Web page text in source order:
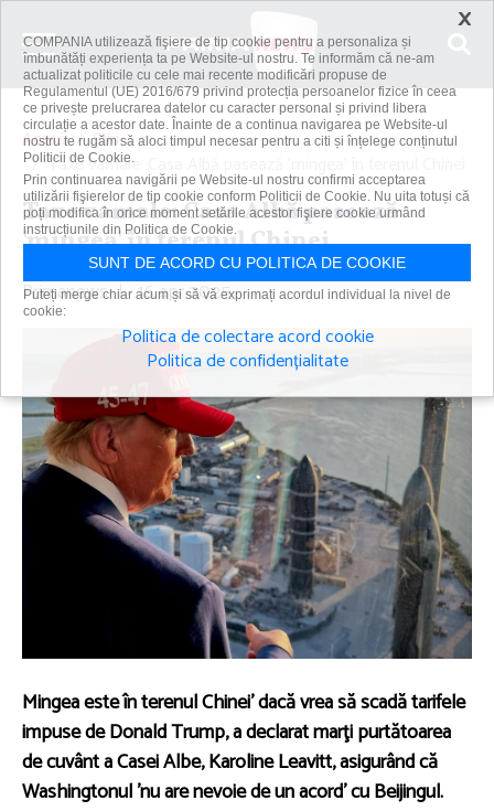
Acasă
Știri
Taxe vamale: Casa Albă pasează 'mingea' în terenul Chinei
Taxe vamale: Casa Albă pasează
'mingea' în terenul Chinei
Primanews | 16 apr 2025
Mingea este în terenul Chinei' dacă vrea să scadă tarifele
impuse de Donald Trump, a declarat marţi purtătoarea
de cuvânt a Casei Albe, Karoline Leavitt, asigurând că
Washingtonul 'nu are nevoie de un acord' cu Beijingul.
×
COMPANIA utilizează fişiere de tip cookie pentru a personaliza și
îmbunătăți experiența ta pe Website-ul nostru. Te informăm că ne-am
actualizat politicile cu cele mai recente modificări propuse de
Regulamentul (UE) 2016/679 privind protecția persoanelor fizice în ceea
ce privește prelucrarea datelor cu caracter personal și privind libera
circulație a acestor date. Înainte de a continua navigarea pe Website-ul
nostru te rugăm să aloci timpul necesar pentru a citi și înțelege conținutul
Politicii de Cookie.
Prin continuarea navigării pe Website-ul nostru confirmi acceptarea
utilizării fişierelor de tip cookie conform Politicii de Cookie. Nu uita totuși că
poți modifica în orice moment setările acestor fişiere cookie urmând
instrucțiunile din Politica de Cookie.
SUNT DE ACORD CU POLITICA DE COOKIE
Puteți merge chiar acum și să vă exprimați acordul individual la nivel de
cookie:
Politica de colectare acord cookie
Politica de confidențialitate